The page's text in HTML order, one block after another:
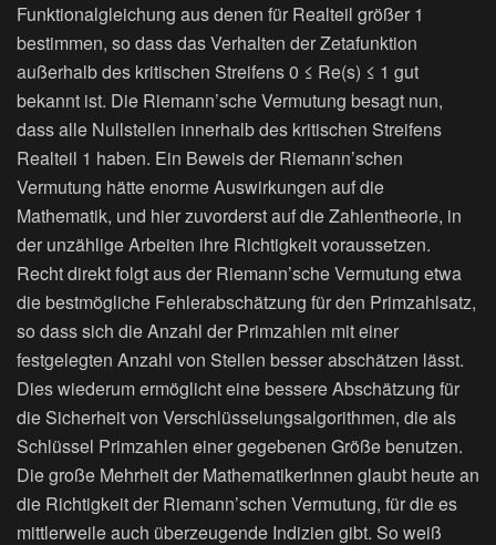
Funktionalgleichung aus denen für Realteil größer 1
bestimmen, so dass das Verhalten der Zetafunktion
außerhalb des kritischen Streifens 0 ≤ Re(s) ≤ 1 gut
bekannt ist. Die Riemann’sche Vermutung besagt nun,
dass alle Nullstellen innerhalb des kritischen Streifens
Realteil 1 haben. Ein Beweis der Riemann’schen
Vermutung hätte enorme Auswirkungen auf die
Mathematik, und hier zuvorderst auf die Zahlentheorie, in
der unzählige Arbeiten ihre Richtigkeit voraussetzen.
Recht direkt folgt aus der Riemann’sche Vermutung etwa
die bestmögliche Fehlerabschätzung für den Primzahlsatz,
so dass sich die Anzahl der Primzahlen mit einer
festgelegten Anzahl von Stellen besser abschätzen lässt.
Dies wiederum ermöglicht eine bessere Abschätzung für
die Sicherheit von Verschlüsselungsalgorithmen, die als
Schlüssel Primzahlen einer gegebenen Größe benutzen.
Die große Mehrheit der MathematikerInnen glaubt heute an
die Richtigkeit der Riemann’schen Vermutung, für die es
mittlerweile auch überzeugende Indizien gibt. So weiß